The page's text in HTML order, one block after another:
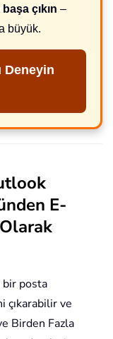
çıkın –
büyük.
Deneyin
E-
posta
çıkarabilir ve
Birden Fazla